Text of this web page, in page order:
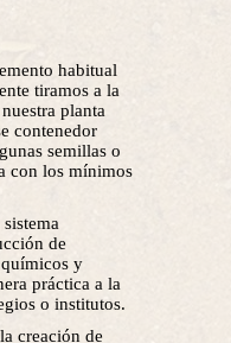
habitual
tiramos a la
planta
contenedor
semillas o
con los mínimos
de
y
práctica a la
o institutos.
creación de